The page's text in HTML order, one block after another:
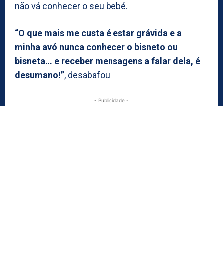
não vá conhecer o seu bebé.
“O que mais me custa é estar grávida e a
minha avó nunca conhecer o bisneto ou
bisneta… e receber mensagens a falar dela, é
desumano!”, desabafou.
- Publicidade -